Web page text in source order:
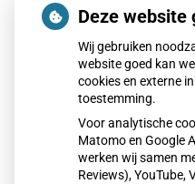
Kookadvies
Utrecht vanwege
Voor ongeveer 85.000
provincie Utrecht geldt een
Drinkwaterbedrijf Vitens
enterokokkenbacterie
geadviseerd water eerst te
Deze website
Wij gebruiken
website goed kan
cookies en externe
toestemming.
Voor analytische
Matomo en Google
werken wij samen
Reviews), YouTube,